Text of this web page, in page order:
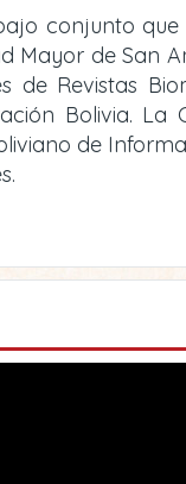
conjunto que
Mayor de San
de Revistas
Bolivia.
de